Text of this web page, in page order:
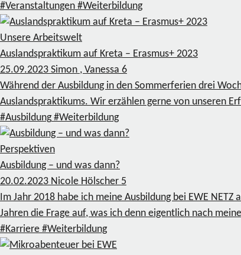
#Veranstaltungen #Weiterbildung
Unsere Arbeitswelt
Auslandspraktikum auf Kreta – Erasmus+ 2023
25.09.2023 Simon , Vanessa 6
Während der Ausbildung in den Sommerferien drei
Auslandspraktikums. Wir erzählen gerne von unseren
#Ausbildung #Weiterbildung
Perspektiven
Ausbildung – und was dann?
20.02.2023 Nicole Hölscher 5
Im Jahr 2018 habe ich meine Ausbildung bei EWE
Jahren die Frage auf, was ich denn eigentlich nach
#Karriere #Weiterbildung